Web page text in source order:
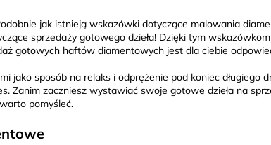
jak istnieją wskazówki dotyczące malowania
sprzedaży gotowego dzieła! Dzięki tym
gotowych haftów diamentowych jest dla ciebie
jako sposób na relaks i odprężenie pod koniec długiego
Zanim zaczniesz wystawiać swoje gotowe dzieła na
pomyśleć.